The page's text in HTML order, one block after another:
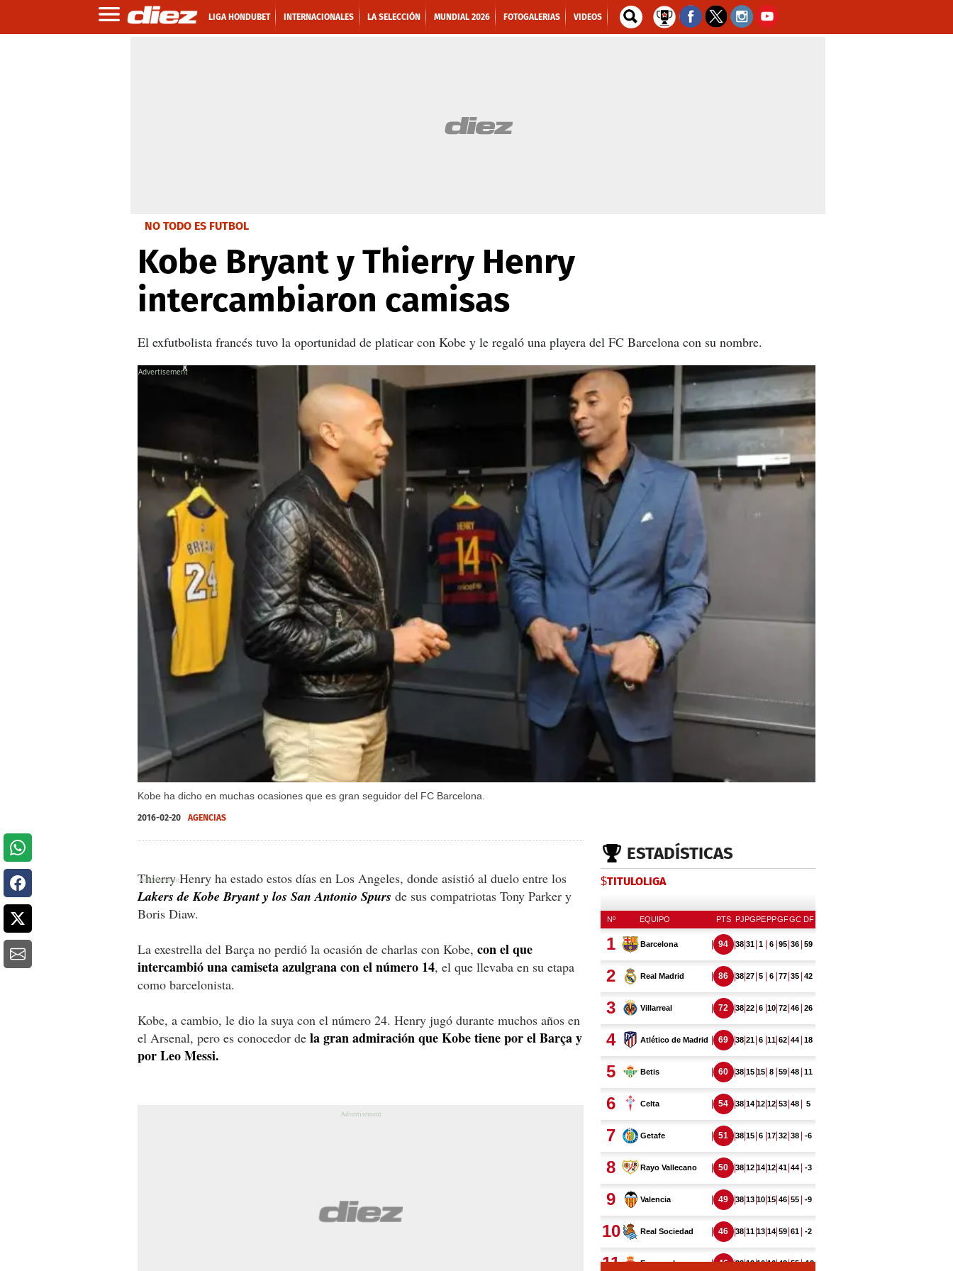
LIGA HONDUBET INTERNACIONALES LA SELECCIÓN MUNDIAL 2026 FOTOGALERIAS VIDEOS
NO TODO ES FUTBOL
Kobe Bryant y Thierry Henry
intercambiaron camisas
El exfutbolista francés tuvo la oportunidad de platicar con Kobe y le regaló una playera del FC Barcelona con su nombre.
Kobe ha dicho en muchas ocasiones que es gran seguidor del FC Barcelona.
X
X
2016-02-20 AGENCIAS
Thierry Henry ha estado estos días en Los Angeles, donde asistió al duelo entre los
Lakers de Kobe Bryant y los San Antonio Spurs de sus compatriotas Tony Parker y
Boris Diaw.
La exestrella del Barça no perdió la ocasión de charlas con Kobe, con el que
intercambió una camiseta azulgrana con el número 14, el que llevaba en su etapa
como barcelonista.
Kobe, a cambio, le dio la suya con el número 24. Henry jugó durante muchos años en
el Arsenal, pero es conocedor de la gran admiración que Kobe tiene por el Barça y
por Leo Messi.
ESTADÍSTICAS
$TITULOLIGA